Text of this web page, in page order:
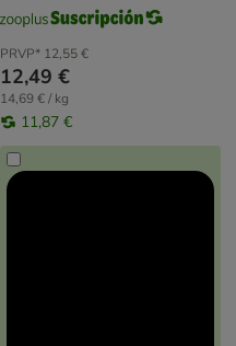
PRVP* 12,55 €
12,49 €
14,69 € / kg
11,87 €